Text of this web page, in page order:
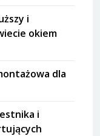
i
okiem
dla
i